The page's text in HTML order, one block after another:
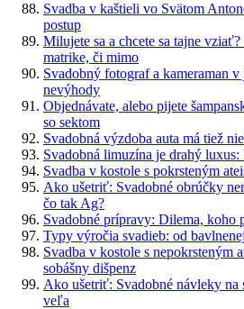
Svadba v kaštieli vo Svätom
postup
Milujete sa a chcete sa tajne
matrike, či mimo
Svadobný fotograf a kameraman
nevýhody
Objednávate, alebo pijete
so sektom
Svadobná výzdoba auta má tiež
Svadobná limuzína je drahý
Svadba v kostole s pokrsteným
Ako ušetriť: Svadobné obrúčky
čo tak Ag?
Svadobné prípravy: Dilema, koho
Typy výročia svadieb: od
Svadba v kostole s nepokrsteným
sobášny dišpenz
Ako ušetriť: Svadobné návleky
veľa